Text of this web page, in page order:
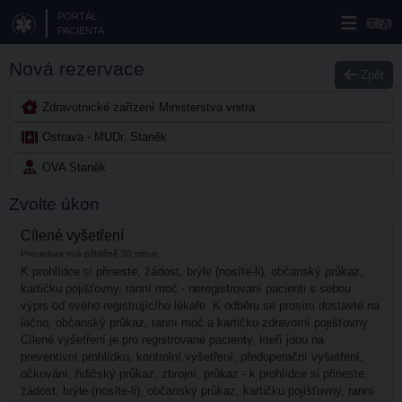
PORTÁL
PACIENTA
Nová rezervace
Zdravotnické zařízení Ministerstva vnitra
Ostrava - MUDr. Staněk
OVA Staněk
Zvolte úkon
Cílené vyšetření
Procedura trvá přibližně 30 minut
K prohlídce si přineste, žádost, brýle (nosíte-li), občanský průkaz,
kartičku pojišťovny, ranní moč - neregistrovaní pacienti s sebou
výpis od svého registrujícího lékaře. K odběru se prosím dostavte na
lačno, občanský průkaz, ranní moč a kartičku zdravotní pojišťovny.
Cílené vyšetření je pro registrované pacienty, kteří jdou na
preventivní prohlídku, kontrolní vyšetření, předoperační vyšetření,
očkování, řidičský průkaz, zbrojní, průkaz - k prohlídce si přineste,
žádost, brýle (nosíte-li), občanský průkaz, kartičku pojišťovny, ranní